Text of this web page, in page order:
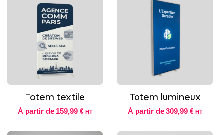
Totem textile
À partir de 159,99 € HT
Totem lumineux
À partir de 309,99 € HT